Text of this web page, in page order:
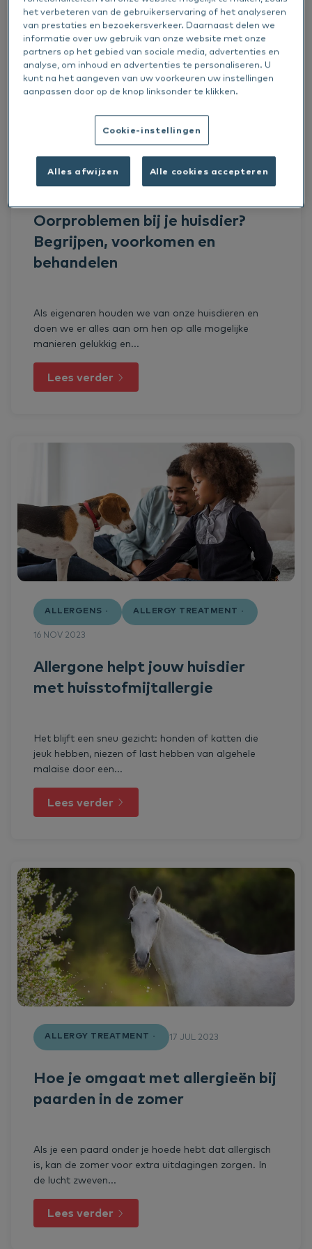
Cats
Allergy Treatment
Horses
Dermatology
Serum Allergy Testing
ALLERGY TREATMENT
Oorproblemen bij je huisdier?
Begrijpen, voorkomen en
behandelen
Als eigenaren houden we van onze huisdieren en
doen we er alles aan om hen op alle mogelijke
manieren gelukkig en...
Lees verder
ALLERGENS ALLERGY TREATMENT
16 NOV 2023
Allergone helpt jouw huisdier
met huisstofmijtallergie
Het blijft een sneu gezicht: honden of katten die
jeuk hebben, niezen of last hebben van algehele
malaise door een...
Lees verder
ALLERGY TREATMENT 17 JUL 2023
Hoe je omgaat met allergieën bij
paarden in de zomer
Als je een paard onder je hoede hebt dat allergisch
is, kan de zomer voor extra uitdagingen zorgen. In
de lucht zweven...
Lees verder
het verbeteren van de gebruikerservaring of het analyseren
van prestaties en bezoekersverkeer. Daarnaast delen we
informatie over uw gebruik van onze website met onze
partners op het gebied van sociale media, advertenties en
analyse, om inhoud en advertenties te personaliseren. U
kunt na het aangeven van uw voorkeuren uw instellingen
aanpassen door op de knop linksonder te klikken.
Cookie-instellingen
Alles afwijzen Alle cookies accepteren